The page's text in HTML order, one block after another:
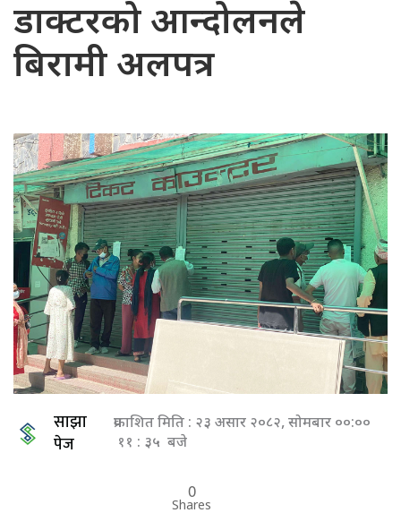
डाक्टरको आन्दोलनले
बिरामी अलपत्र
साझा
पेज
प्रकाशित मिति : २३ असार २०८२, सोमबार ००:००
११ : ३५ बजे
0
Shares